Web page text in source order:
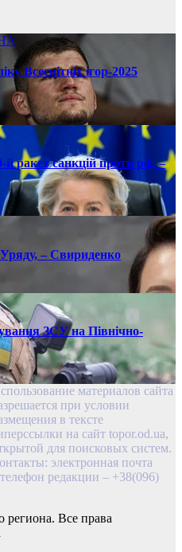
Всесвітніх ігор-2025
й ракет санкцій проти рф, –
– Свириденко
ЗСУ на Північно-
материалов сайта
при условии
в тексте
на сайт topor.od.ua,
для поисковых систем.
электронная почта
редакции – +38(096)
региона. Все права